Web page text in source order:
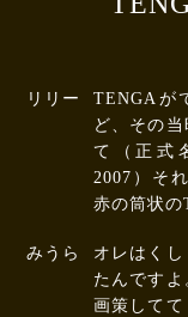
リリー
TENGAが
ど、その
て（正式
2007）そ
赤の筒状の
みうら
オレはく
たんです
画策してて